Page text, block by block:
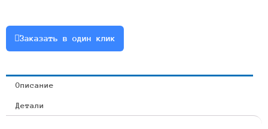
или
RCF17-
468-
0.55
Заказать в один клик
Описание
Детали